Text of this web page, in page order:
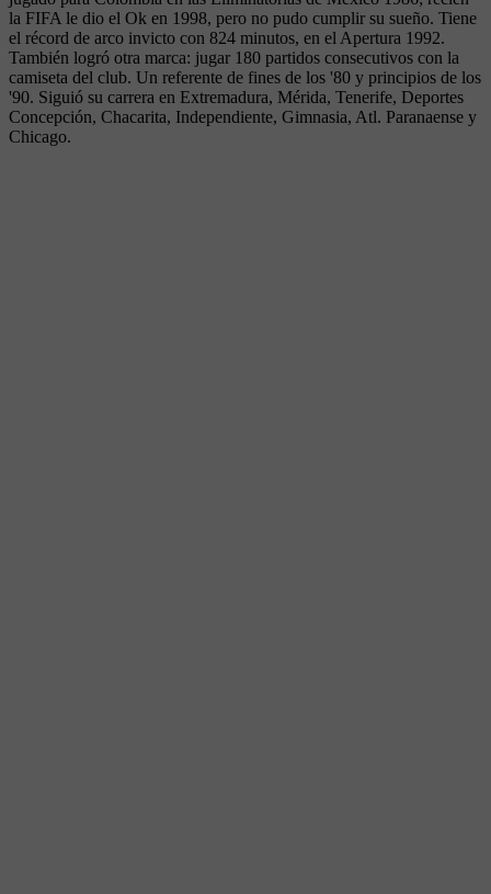
la FIFA le dio el Ok en 1998, pero no pudo cumplir su sueño. Tiene
el récord de arco invicto con 824 minutos, en el Apertura 1992.
También logró otra marca: jugar 180 partidos consecutivos con la
camiseta del club. Un referente de fines de los '80 y principios de los
'90. Siguió su carrera en Extremadura, Mérida, Tenerife, Deportes
Concepción, Chacarita, Independiente, Gimnasia, Atl. Paranaense y
Chicago.